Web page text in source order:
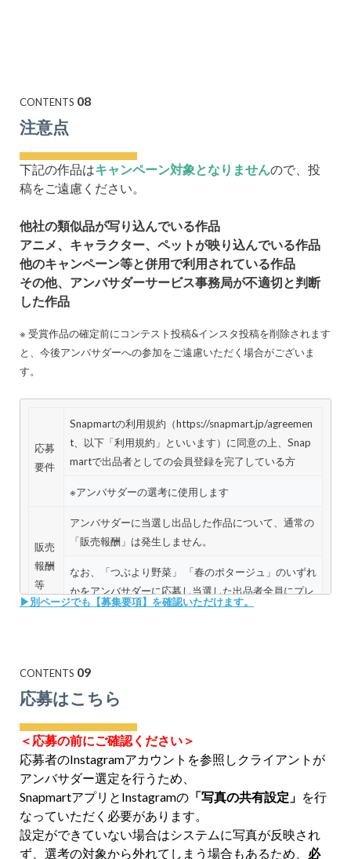
CONTENTS 08
注意点
下記の作品はキャンペーン対象となりませんので、投
稿をご遠慮ください。
他社の類似品が写り込んでいる作品
アニメ、キャラクター、ペットが映り込んでいる作品
他のキャンペーン等と併用で利用されている作品
その他、アンバサダーサービス事務局が不適切と判断
した作品
※ 受賞作品の確定前にコンテスト投稿&インスタ投稿を削除されます
と、今後アンバサダーへの参加をご遠慮いただく場合がございま
す。
応募
要件
Snapmartの利用規約（https://snapmart.jp/agreemen
t、以下「利用規約」といいます）に同意の上、Snap
martで出品者としての会員登録を完了している方
※アンバサダーの選考に使用します
販売
報酬
等
アンバサダーに当選し出品した作品について、通常の
「販売報酬」は発生しません。
なお、「つぶより野菜」 「春のポタージュ」のいずれ
かをアンバサダーに応募し当選した出品者全員にプレ
ゼントします。
賞金
呈します。
・つぶより野菜のある暮らし賞（10,000円×1人）
※当該賞金は、Snapmart内の「販売報酬」として当社
から該当者のアカウントに付与されます。
※「販売報酬」は、受賞作品発表日に付与されます。
※「販売報酬」の取扱は、利用規約の定めに従いま
す。
▶︎別ページでも【募集要項】を確認いただけます。
CONTENTS 09
応募はこちら
＜応募の前にご確認ください＞
応募者のInstagramアカウントを参照しクライアントが
アンバサダー選定を行うため、
SnapmartアプリとInstagramの「写真の共有設定」 を行
なっていただく必要があります。
設定ができていない場合はシステムに写真が反映され
ず、選考の対象から外れてしま う場合もあるため、 必